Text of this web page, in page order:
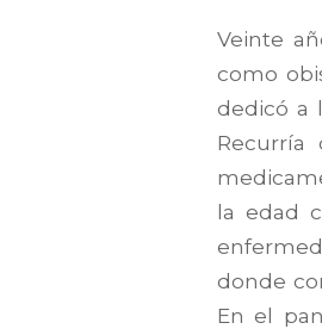
Veinte
como
dedicó a
Recurría
la edad
donde
En el